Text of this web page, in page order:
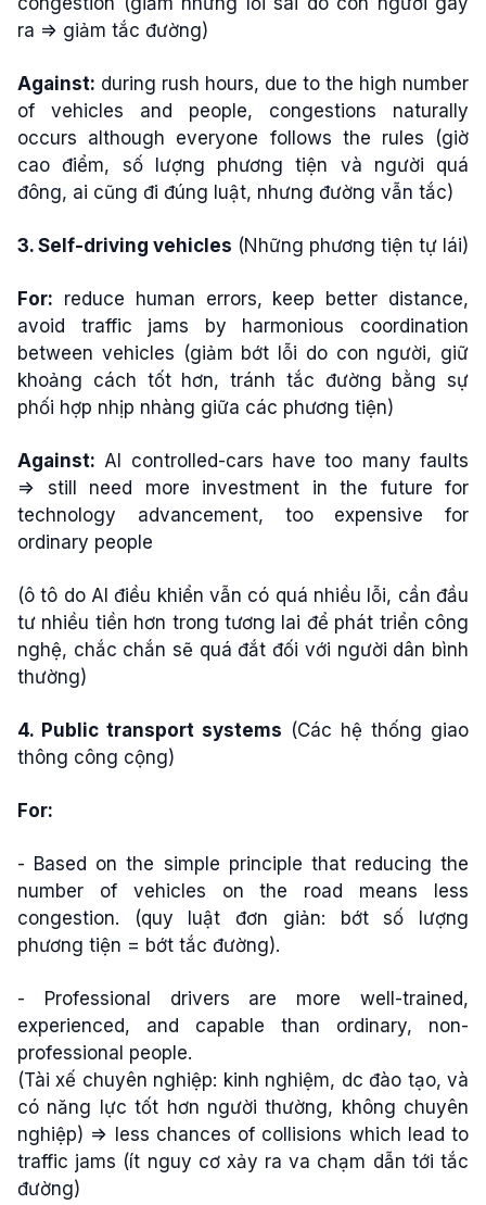
ra => giảm tắc đường)
Against: during rush hours, due to the high number
of vehicles and people, congestions naturally
occurs although everyone follows the rules (giờ
cao điểm, số lượng phương tiện và người quá
đông, ai cũng đi đúng luật, nhưng đường vẫn tắc)
3. Self-driving vehicles (Những phương tiện tự lái)
For: reduce human errors, keep better distance,
avoid traffic jams by harmonious coordination
between vehicles (giảm bớt lỗi do con người, giữ
khoảng cách tốt hơn, tránh tắc đường bằng sự
phối hợp nhịp nhàng giữa các phương tiện)
Against: AI controlled-cars have too many faults
=> still need more investment in the future for
technology advancement, too expensive for
ordinary people
(ô tô do AI điều khiển vẫn có quá nhiều lỗi, cần đầu
tư nhiều tiền hơn trong tương lai để phát triển công
nghệ, chắc chắn sẽ quá đắt đối với người dân bình
thường)
4. Public transport systems (Các hệ thống giao
thông công cộng)
For:
- Based on the simple principle that reducing the
number of vehicles on the road means less
congestion. (quy luật đơn giản: bớt số lượng
phương tiện = bớt tắc đường).
- Professional drivers are more well-trained,
experienced, and capable than ordinary, non-
professional people.
(Tài xế chuyên nghiệp: kinh nghiệm, dc đào tạo, và
có năng lực tốt hơn người thường, không chuyên
nghiệp) => less chances of collisions which lead to
traffic jams (ít nguy cơ xảy ra va chạm dẫn tới tắc
đường)